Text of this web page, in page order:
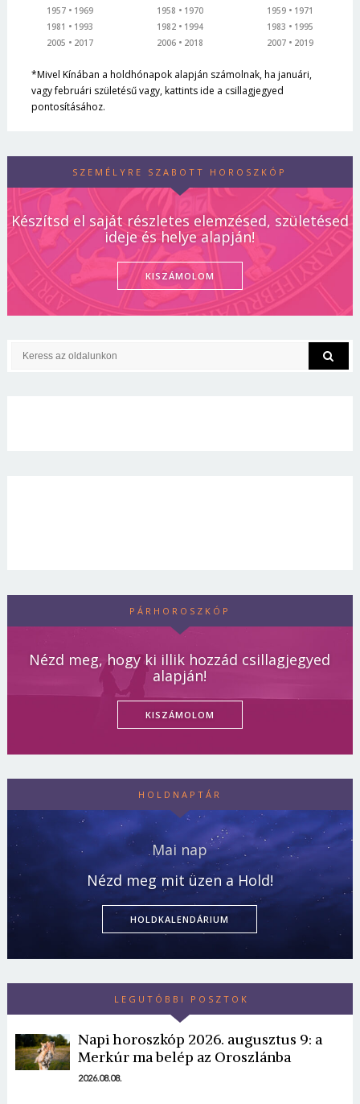
1957
1969
1981
1993
2005
2017
1958
1970
1982
1994
2006
2018
1959
1971
1983
1995
2007
2019
*Mivel Kínában a holdhónapok alapján számolnak, ha januári,
vagy februári születésű vagy, kattints ide a csillagjegyed
pontosításához.
SZEMÉLYRE SZABOTT HOROSZKÓP
Készítsd el saját részletes elemzésed, születésed
ideje és helye alapján!
KISZÁMOLOM
PÁRHOROSZKÓP
Nézd meg, hogy ki illik hozzád csillagjegyed
alapján!
KISZÁMOLOM
HOLDNAPTÁR
Mai nap
Nézd meg mit üzen a Hold!
HOLDKALENDÁRIUM
LEGUTÓBBI POSZTOK
Napi horoszkóp 2026. augusztus 9: a
Merkúr ma belép az Oroszlánba
2026.08.08.